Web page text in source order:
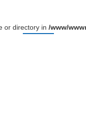
or directory in /www/